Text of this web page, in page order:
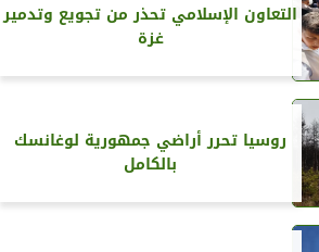
التعاون الإسلامي تحذر من تجويع وتدمير
غزة
روسيا تحرر أراضي جمهورية لوغانسك
بالكامل